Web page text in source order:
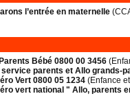
l’entrée en maternelle (
Bébé 0800 00 3456 (
service parents et Allo grands-
Vert 0800 05 1234 (Enfance
vert national " Allo, parents